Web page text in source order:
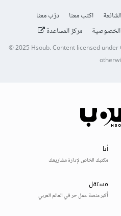
اكتب معنا
درّب معنا
الخصوصية مركز المساعدة
© 2025Hsoub.Content licensed